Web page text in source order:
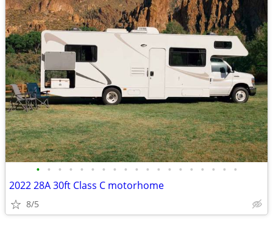
• • • • • • • • • • • • • • • • • • •
2022 28A 30ft Class C motorhome
8/5